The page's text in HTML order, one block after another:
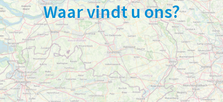
Waar vindt u ons?